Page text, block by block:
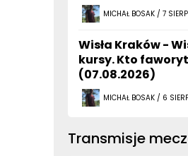
MICHAŁ BOSAK / 7
Wisła Kraków -
kursy. Kto
(07.08.2026)
MICHAŁ BOSAK / 6
Transmisje